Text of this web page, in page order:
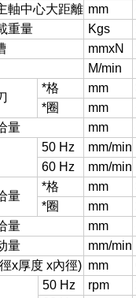
軸中心大距離 mm
重量 Kgs
mmxN
M/min
*格 mm
*圈
mm
量
mm
50 Hz mm/min
60 Hz
mm/min
量
*格 mm
*圈
mm
量
mm
量
mm/min
x厚度 x內徑) mm
50 Hz rpm